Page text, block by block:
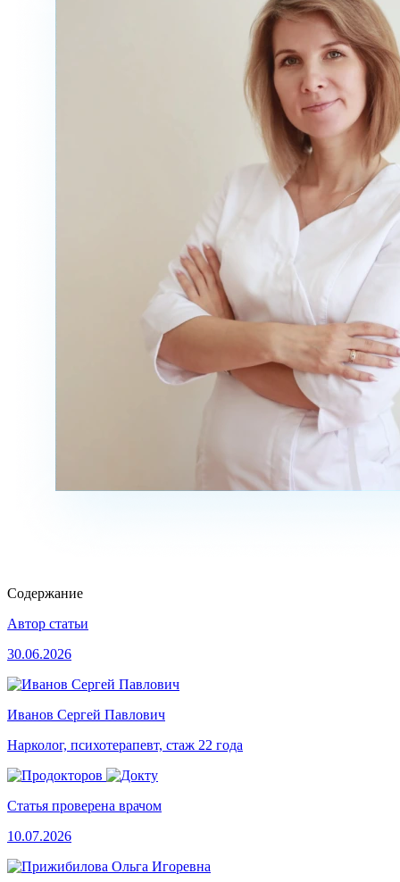
Содержание
Автор статьи
30.06.2026
Иванов Сергей Павлович
Нарколог, психотерапевт, стаж 22 года
Статья проверена врачом
10.07.2026